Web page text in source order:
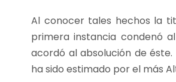
Al conocer tales hechos la
primera instancia condenó
acordó al absolución de
ha sido estimado por el más